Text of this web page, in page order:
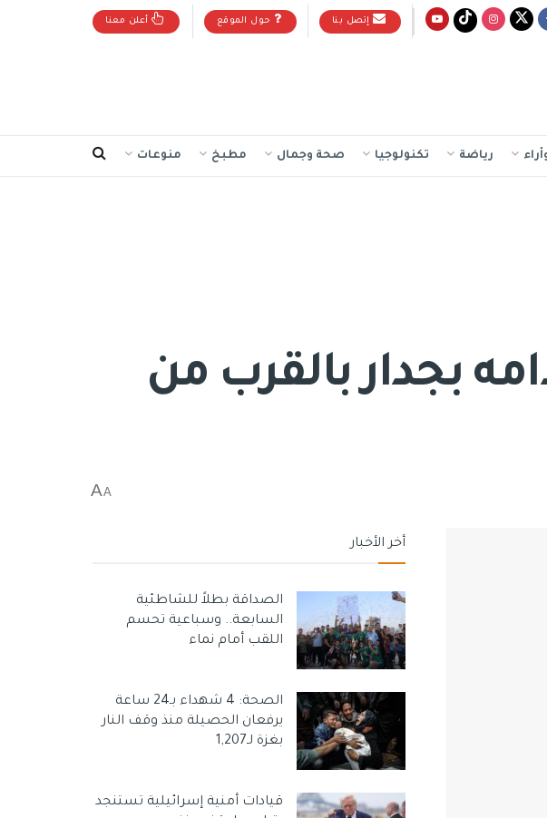
إتصل بنا حول الموقع أعلن معنا
رياضة تكنولوجيا صحة وجمال مطبخ منوعات
بجدار بالقرب من
A
A
أخر الأخبار
الصداقة بطلاً للشاطئية
السابعة.. وسباعية تحسم
اللقب أمام نماء
الصحة: 4 شهداء بـ24 ساعة
يرفعان الحصيلة منذ وقف النار
بغزة لـ1,207
قيادات أمنية إسرائيلية تستنجد